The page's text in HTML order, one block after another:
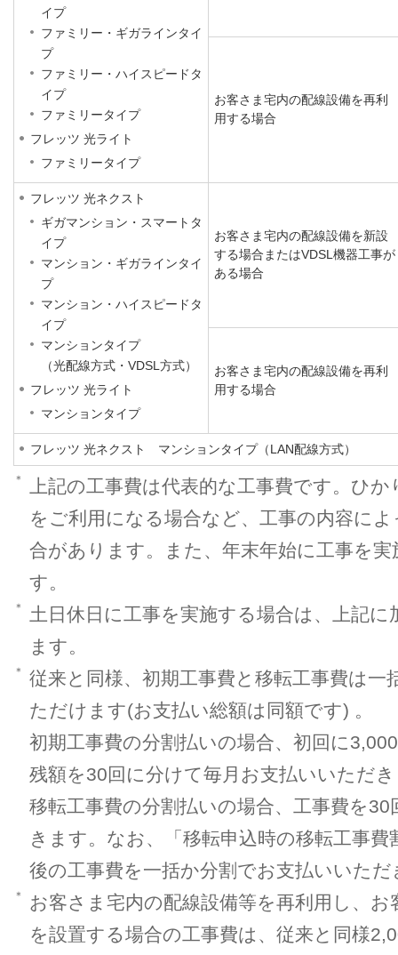
イプ
ファミリー・ギガラインタイ
プ
ファミリー・ハイスピードタ
イプ
ファミリータイプ
フレッツ 光ライト
ファミリータイプ
お客さま宅内の配線設備を再利
用する場合
フレッツ 光ネクスト
ギガマンション・スマートタ
イプ
マンション・ギガラインタイ
プ
マンション・ハイスピードタ
イプ
マンションタイプ
（光配線方式・VDSL方式）
フレッツ 光ライト
マンションタイプ
お客さま宅内の配線設備を新設
する場合またはVDSL機器工事が
ある場合
お客さま宅内の配線設備を再利
用する場合
フレッツ 光ネクスト マンションタイプ（LAN配線方式）
＊
上記の工事費は代表的な工事費です。ひ
をご利用になる場合など、工事の内容に
合があります。また、年末年始に工事を
す。
＊
土日休日に工事を実施する場合は、上記
ます。
＊
従来と同様、初期工事費と移転工事費は
ただけます(お支払い総額は同額です) 。
初期工事費の分割払いの場合、初回に
残額を30回に分けて毎月お支払いいただ
移転工事費の分割払いの場合、工事費を
きます。なお、「移転申込時の移転工事
後の工事費を一括か分割でお支払いいただ
＊
お客さま宅内の配線設備等を再利用し、
を設置する場合の工事費は、従来と同様